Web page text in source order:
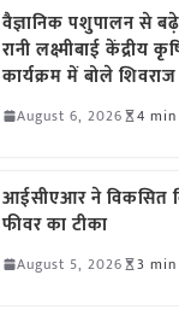
वैज्ञानिक पशुपालन से
रानी लक्ष्मीबाई केंद्रीय
कार्यक्रम में बोले
August 6, 2026 4
आईसीएआर ने विकसित
फीवर का टीका
August 5, 2026 3